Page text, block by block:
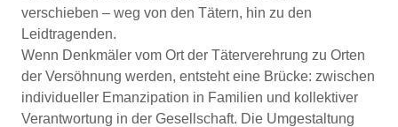
verschieben – weg von den Tätern, hin zu den
Leidtragenden.
Wenn Denkmäler vom Ort der Täterverehrung zu Orten
der Versöhnung werden, entsteht eine Brücke: zwischen
individueller Emanzipation in Familien und kollektiver
Verantwortung in der Gesellschaft. Die Umgestaltung